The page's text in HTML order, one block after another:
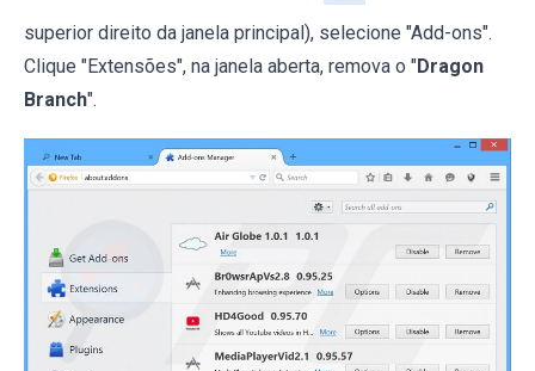
superior direito da janela principal), selecione "Add-ons".
Clique "Extensões", na janela aberta, remova o "Dragon
Branch".